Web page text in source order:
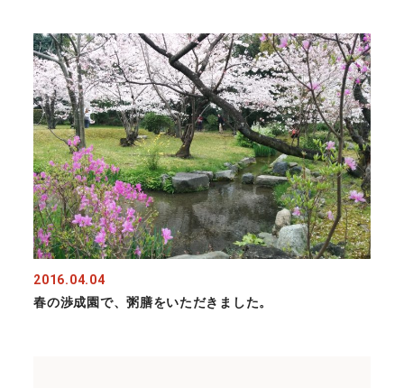
2016.04.04
春の渉成園で、粥膳をいただきました。